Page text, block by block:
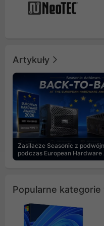
Artykuły
Zasilacze Seasonic z
podczas European Hardware
Popularne kategorie